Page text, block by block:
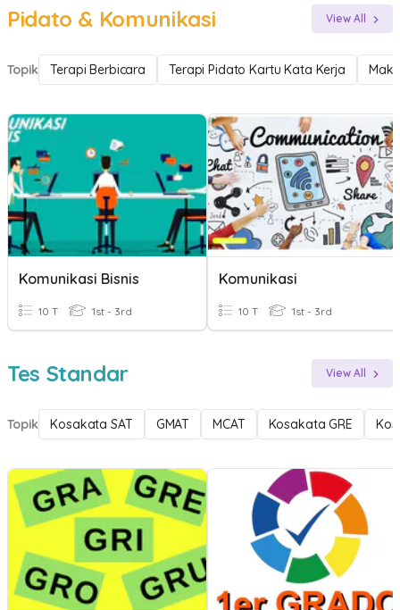
Pidato & Komunikasi View All
Topik Terapi Berbicara Terapi Pidato Kartu Kata Kerja
Komunikasi Bisnis
10 T 1st - 3rd
Komunikasi
10 T 1st - 3rd
Tes Standar View All
Topik Kosakata SAT GMAT MCAT Kosakata GRE